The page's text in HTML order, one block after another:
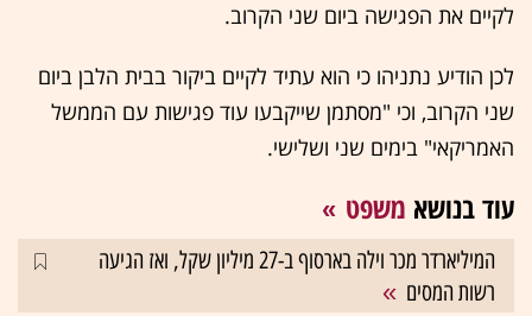
לקיים את הפגישה ביום שני הקרוב.
לכן הודיע נתניהו כי הוא עתיד לקיים ביקור בבית הלבן ביום
שני הקרוב, וכי "מסתמן שייקבעו עוד פגישות עם הממשל
האמריקאי" בימים שני ושלישי.
עוד בנושא משפט
המיליארדר מכר וילה בארסוף ב-27 מיליון שקל, ואז הגיעה
רשות המסים